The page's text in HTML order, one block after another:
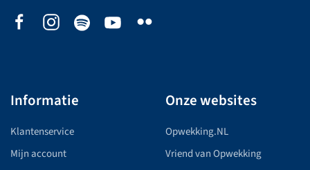
Informatie
Klantenservice
Mijn account
Onze websites
Opwekking.NL
Vriend van Opwekking